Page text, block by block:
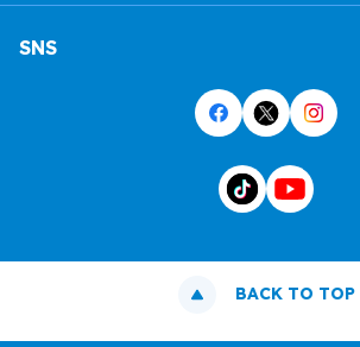
SNS
BACK TO TOP